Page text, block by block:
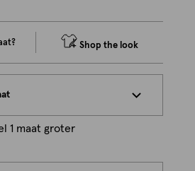
Shop the look
1 maat groter